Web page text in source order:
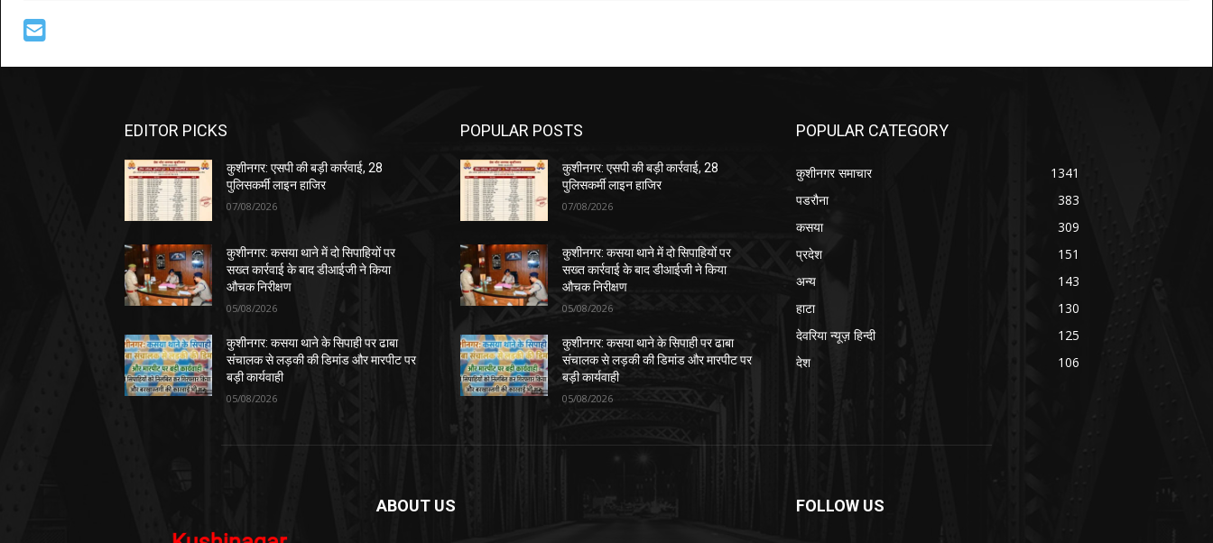
EDITOR PICKS
कुशीनगर: एसपी की बड़ी कार्रवाई, 28
पुलिसकर्मी लाइन हाजिर
07/08/2026
कुशीनगर: कसया थाने में दो सिपाहियों पर
सख्त कार्रवाई के बाद डीआईजी ने किया
औचक निरीक्षण
05/08/2026
कुशीनगर: कसया थाने के सिपाही पर ढाबा
संचालक से लड़की की डिमांड और मारपीट पर
बड़ी कार्यवाही
05/08/2026
POPULAR POSTS
कुशीनगर: एसपी की बड़ी कार्रवाई, 28
पुलिसकर्मी लाइन हाजिर
07/08/2026
कुशीनगर: कसया थाने में दो सिपाहियों पर
सख्त कार्रवाई के बाद डीआईजी ने किया
औचक निरीक्षण
05/08/2026
कुशीनगर: कसया थाने के सिपाही पर ढाबा
संचालक से लड़की की डिमांड और मारपीट पर
बड़ी कार्यवाही
05/08/2026
POPULAR CATEGORY
कुशीनगर समाचार
1341
पडरौना
383
कसया
309
प्रदेश
151
अन्य
143
हाटा
130
देवरिया न्यूज़ हिन्दी
125
देश
106
ABOUT US FOLLOW US